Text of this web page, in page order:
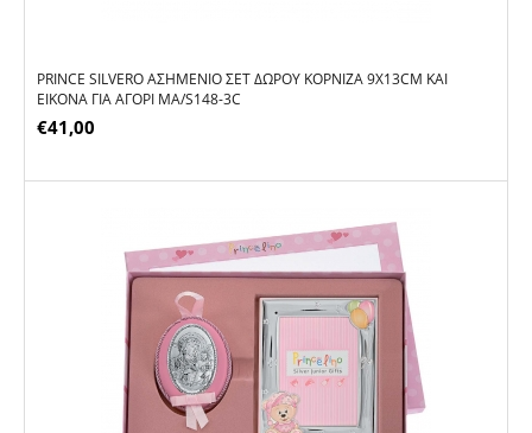
PRINCE SILVERO ΑΣΗΜΈΝΙΟ ΣΕΤ ΔΏΡΟΥ ΚΟΡΝΊΖΑ 9X13CM ΚΑΙ
ΕΙΚΌΝΑ ΓΙΑ ΑΓΌΡΙ MA/S148-3C
€41,00